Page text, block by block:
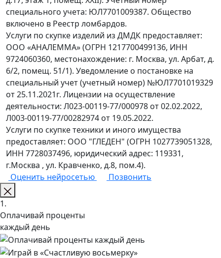
специального учета: ЮЛ7701009387. Общество
включено в Реестр ломбардов.
Услуги по скупке изделий из ДМДК предоставляет:
ООО «АНАЛЕММА» (ОГРН 1217700499136, ИНН
9724060360, местонахождение: г. Москва, ул. Арбат, д.
6/2, помещ. 51/1). Уведомление о постановке на
специальный учет (учетный номер) №ЮЛ7701019329
от 25.11.2021г. Лицензии на осуществление
деятельности: Л023-00119-77/000978 от 02.02.2022,
Л003-00119-77/00282974 от 19.05.2022.
Услуги по скупке техники и иного имущества
предоставляет: ООО "ГЛЕДЕН" (ОГРН 1027739051328,
ИНН 7728037496, юридический адрес: 119331,
г.Москва , ул. Кравченко, д.8, пом.4).
Оценить нейросетью
Позвонить
1.
Оплачивай проценты
каждый день